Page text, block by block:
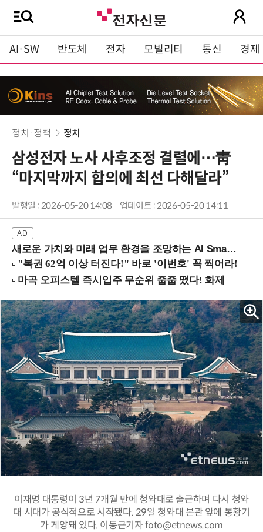
AI·SW 반도체 전자 모빌리티 통신 경제
정치·정책 정치
삼성전자 노사 사후조정 결렬에…靑
“마지막까지 합의에 최선 다해달라”
발행일 : 2026-05-20 14:08 업데이트 : 2026-05-20 14:11
새로운 가치와 미래 업무 환경을 조망하는 AI Smart Work Summit 2026 (9/11 코엑스)
이재명 대통령이 3년 7개월 만에 청와대로 출근하며 다시 청와
대 시대가 공식적으로 시작됐다. 29일 청와대 본관 앞에 봉황기
가 게양돼 있다. 이동근기자 foto@etnews.com